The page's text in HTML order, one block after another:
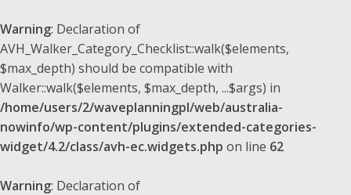
Warning: Declaration of
AVH_Walker_Category_Checklist::walk($elements,
$max_depth) should be compatible with
Walker::walk($elements, $max_depth, ...$args) in
/home/users/2/waveplanningpl/web/australia-
nowinfo/wp-content/plugins/extended-categories-
widget/4.2/class/avh-ec.widgets.php on line 62
Warning: Declaration of